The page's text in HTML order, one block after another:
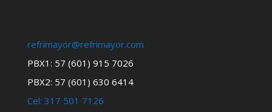
refrimayor@refrimayor.com
PBX1: 57 (601) 915 7026
PBX2: 57 (601) 630 6414
Cel: 317 501 7126